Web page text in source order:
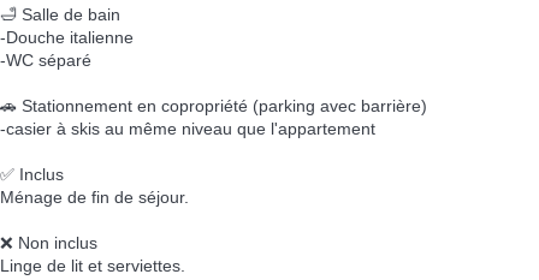
🛁 Salle de bain
-Douche italienne
-WC séparé
🚗 Stationnement en copropriété (parking avec barrière)
-casier à skis au même niveau que l'appartement
✅ Inclus
Ménage de fin de séjour.
❌ Non inclus
Linge de lit et serviettes.